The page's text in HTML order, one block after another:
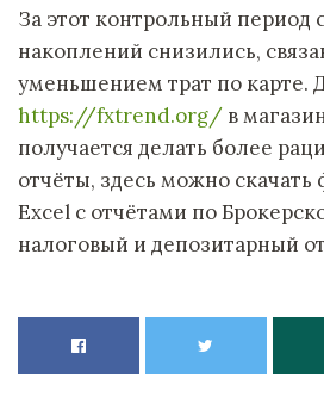
За этот контрольный период
накоплений снизились,
уменьшением трат по карте.
https://fxtrend.org/ в
получается делать более
отчёты, здесь можно
Excel с отчётами по
налоговый и депозитарный